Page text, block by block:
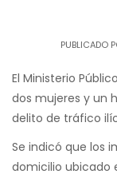
PUBLICADO
El Ministerio
dos mujeres y un
delito de tráfico
Se indicó que los
domicilio ubicado